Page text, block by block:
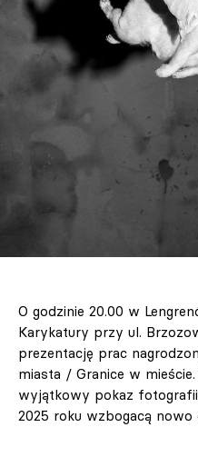
O godzinie 20.00 w
Karykatury przy ul.
prezentację prac
miasta / Granice w
wyjątkowy pokaz
2025 roku wzbogacą